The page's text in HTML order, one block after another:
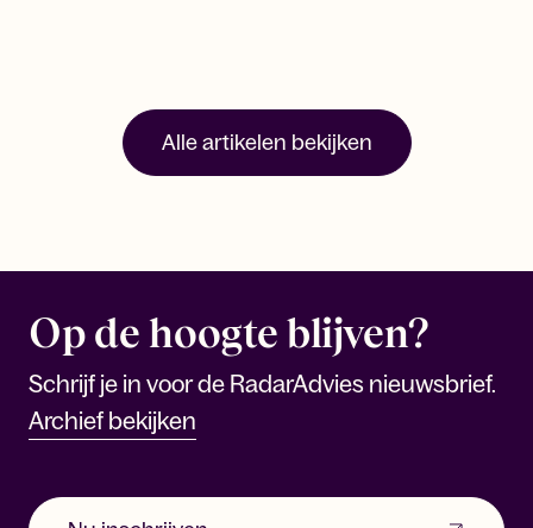
Alle artikelen bekijken
Op de hoogte blijven?
Schrijf je in voor de RadarAdvies nieuwsbrief.
Archief bekijken